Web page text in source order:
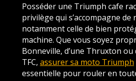
Posséder une Triumph cafe
privilège qui s’accompagne
notamment celle de bien
machine. Que vous soyez
Bonneville, d’une Thruxton ou
TFC, assurer sa moto Triumph
essentielle pour rouler en